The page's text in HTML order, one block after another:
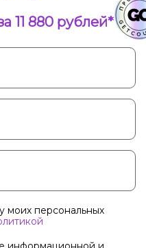
11 880 рублей*
моих персональных